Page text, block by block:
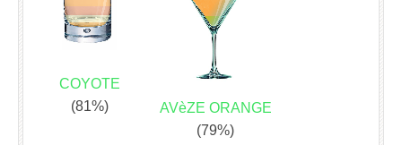
COYOTE
(81%)
AVèZE ORANGE
(79%)